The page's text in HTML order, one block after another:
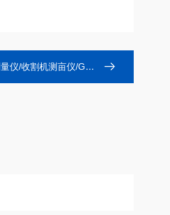
收割机测亩仪/GPS面积仪